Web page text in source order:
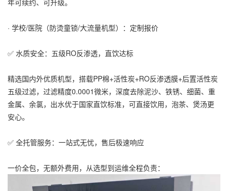
年可续约、可升级。
· 学校/医院（防烫童锁/大流量机型）：定制报价
✅ 水质安全：五级RO反渗透，直饮达标
精选国内外优质机型，搭载PP棉+活性炭+RO反渗透膜+后置活性炭
五级过滤，过滤精度0.0001微米，深度去除泥沙、铁锈、细菌、重
金属、余氯，出水优于国家直饮标准，可直接饮用，泡茶、煲汤更
安心。
✅ 全托管服务：一站式无忧，售后极速响应
一价全包，无额外费用，从选型到运维全程负责：